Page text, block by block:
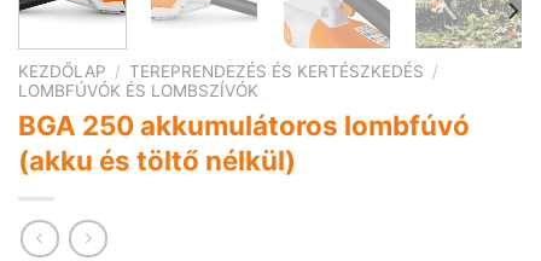
KEZDŐLAP / TEREPRENDEZÉS ÉS KERTÉSZKEDÉS /
LOMBFÚVÓK ÉS LOMBSZÍVÓK
BGA 250 akkumulátoros lombfúvó
(akku és töltő nélkül)